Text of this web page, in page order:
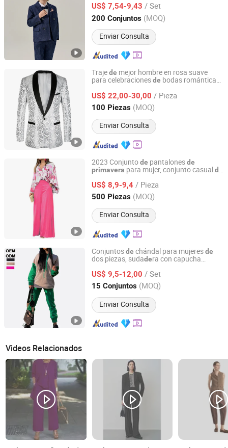
US$ 7,54-9,43 / Set
200 Conjuntos (MOQ)
Enviar Consulta
Guangdong, China Desde 2025
Trajede mejor hombre en rosa suave
para celebracionesde bodas románticas
US$ 22,00-30,00 / Pieza
100 Piezas (MOQ)
Enviar Consulta
Guangzhou Ouzun Clothing Co., Ltd.
Guangdong, China Desde 2026
2023 Conjuntode pantalonesde
primavera para mujer, conjunto casualde
suelta, pantalonesde
alta cintura, trajesde
moda
US$ 8,9-9,4 / Pieza
500 Piezas (MOQ)
Enviar Consulta
Free Market Co., Ltd
Zhejiang, China Desde 2023
Conjuntosde chándal para mujeresde
dos piezas, sudadera con capucha
trajes desudadera, atuendos casuales
de primavera y otoño
US$ 9,5-12,00 / Set
15 Conjuntos (MOQ)
Enviar Consulta
Xiamen Aimeee Garment Co., Ltd.
Fujian, China Desde 2021
Videos Relacionados